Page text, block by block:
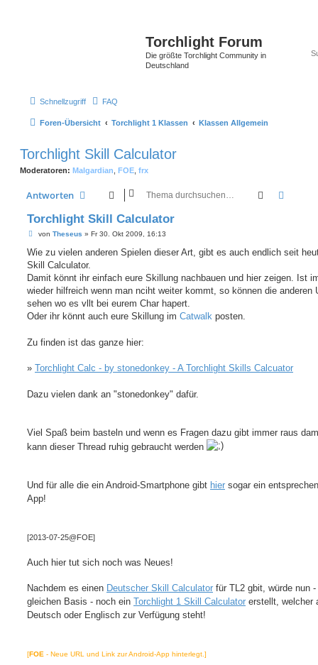
Torchlight Forum
Die größte Torchlight Community in
Deutschland
Schnellzugriff FAQ
Foren-Übersicht Torchlight 1 Klassen Klassen Allgemein
Torchlight Skill Calculator
Moderatoren: Malgardian FOE frx
Antworten Suche
Torchlight Skill Calculator
B
i
r
a
von Theseus » Fr 30. Okt 2009, 16:13
Wie zu vielen anderen Spielen dieser Art, gibt es auch endlich seit
Skill Calculator.
Damit könnt ihr einfach eure Skillung nachbauen und hier zeigen. Ist
wieder hilfreich wenn man nciht weiter kommt, so können die anderen
sehen wo es vllt bei eurem Char hapert.
Oder ihr könnt auch eure Skillung im Catwalk posten.
Zu finden ist das ganze hier:
» Torchlight Calc - by stonedonkey - A Torchlight Skills Calcuator
Dazu vielen dank an "stonedonkey" dafür.
Viel Spaß beim basteln und wenn es Fragen dazu gibt immer raus
kann dieser Thread ruhig gebraucht werden
Und für alle die ein Android-Smartphone gibt hier sogar ein
App!
[2013-07-25@FOE]
Auch hier tut sich noch was Neues!
Nachdem es einen Deutscher Skill Calculator für TL2 gbit, würde nun
gleichen Basis - noch ein Torchlight 1 Skill Calculator erstellt, welcher
Deutsch oder Englisch zur Verfügung steht!
[FOE - Neue URL und Link zur Android-App hinterlegt.]